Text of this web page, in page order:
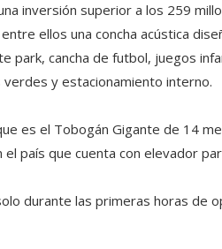
inversión superior a los 259
ellos una concha acústica
park, cancha de futbol, juegos
y estacionamiento interno.
es el Tobogán Gigante de 14
país que cuenta con elevador
durante las primeras horas de